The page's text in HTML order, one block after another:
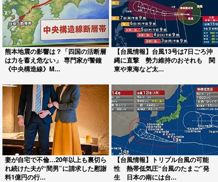
熊本地震の影響は？「四国の活断層
は力を蓄え危ない」 専門家が警鐘
《中央構造線》M...
【台風情報】台風13号は7日ごろ沖
縄に直撃 勢力維持のおそれも 関
東や東海など太...
妻が自宅で不倫…20年以上も裏切ら
れ続けた夫が“間男”に請求した慰謝
料1億円の行...
【台風情報】トリプル台風の可能
性 熱帯低気圧“台風のたまご”発
生 日本の南には台...